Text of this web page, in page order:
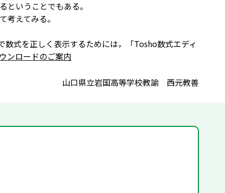
いうことでもある。
えてみる。
式を正しく表示するためには，「Tosho数式エディ
ンロードのご案内
山口県立岩国高等学校教諭 西元教善